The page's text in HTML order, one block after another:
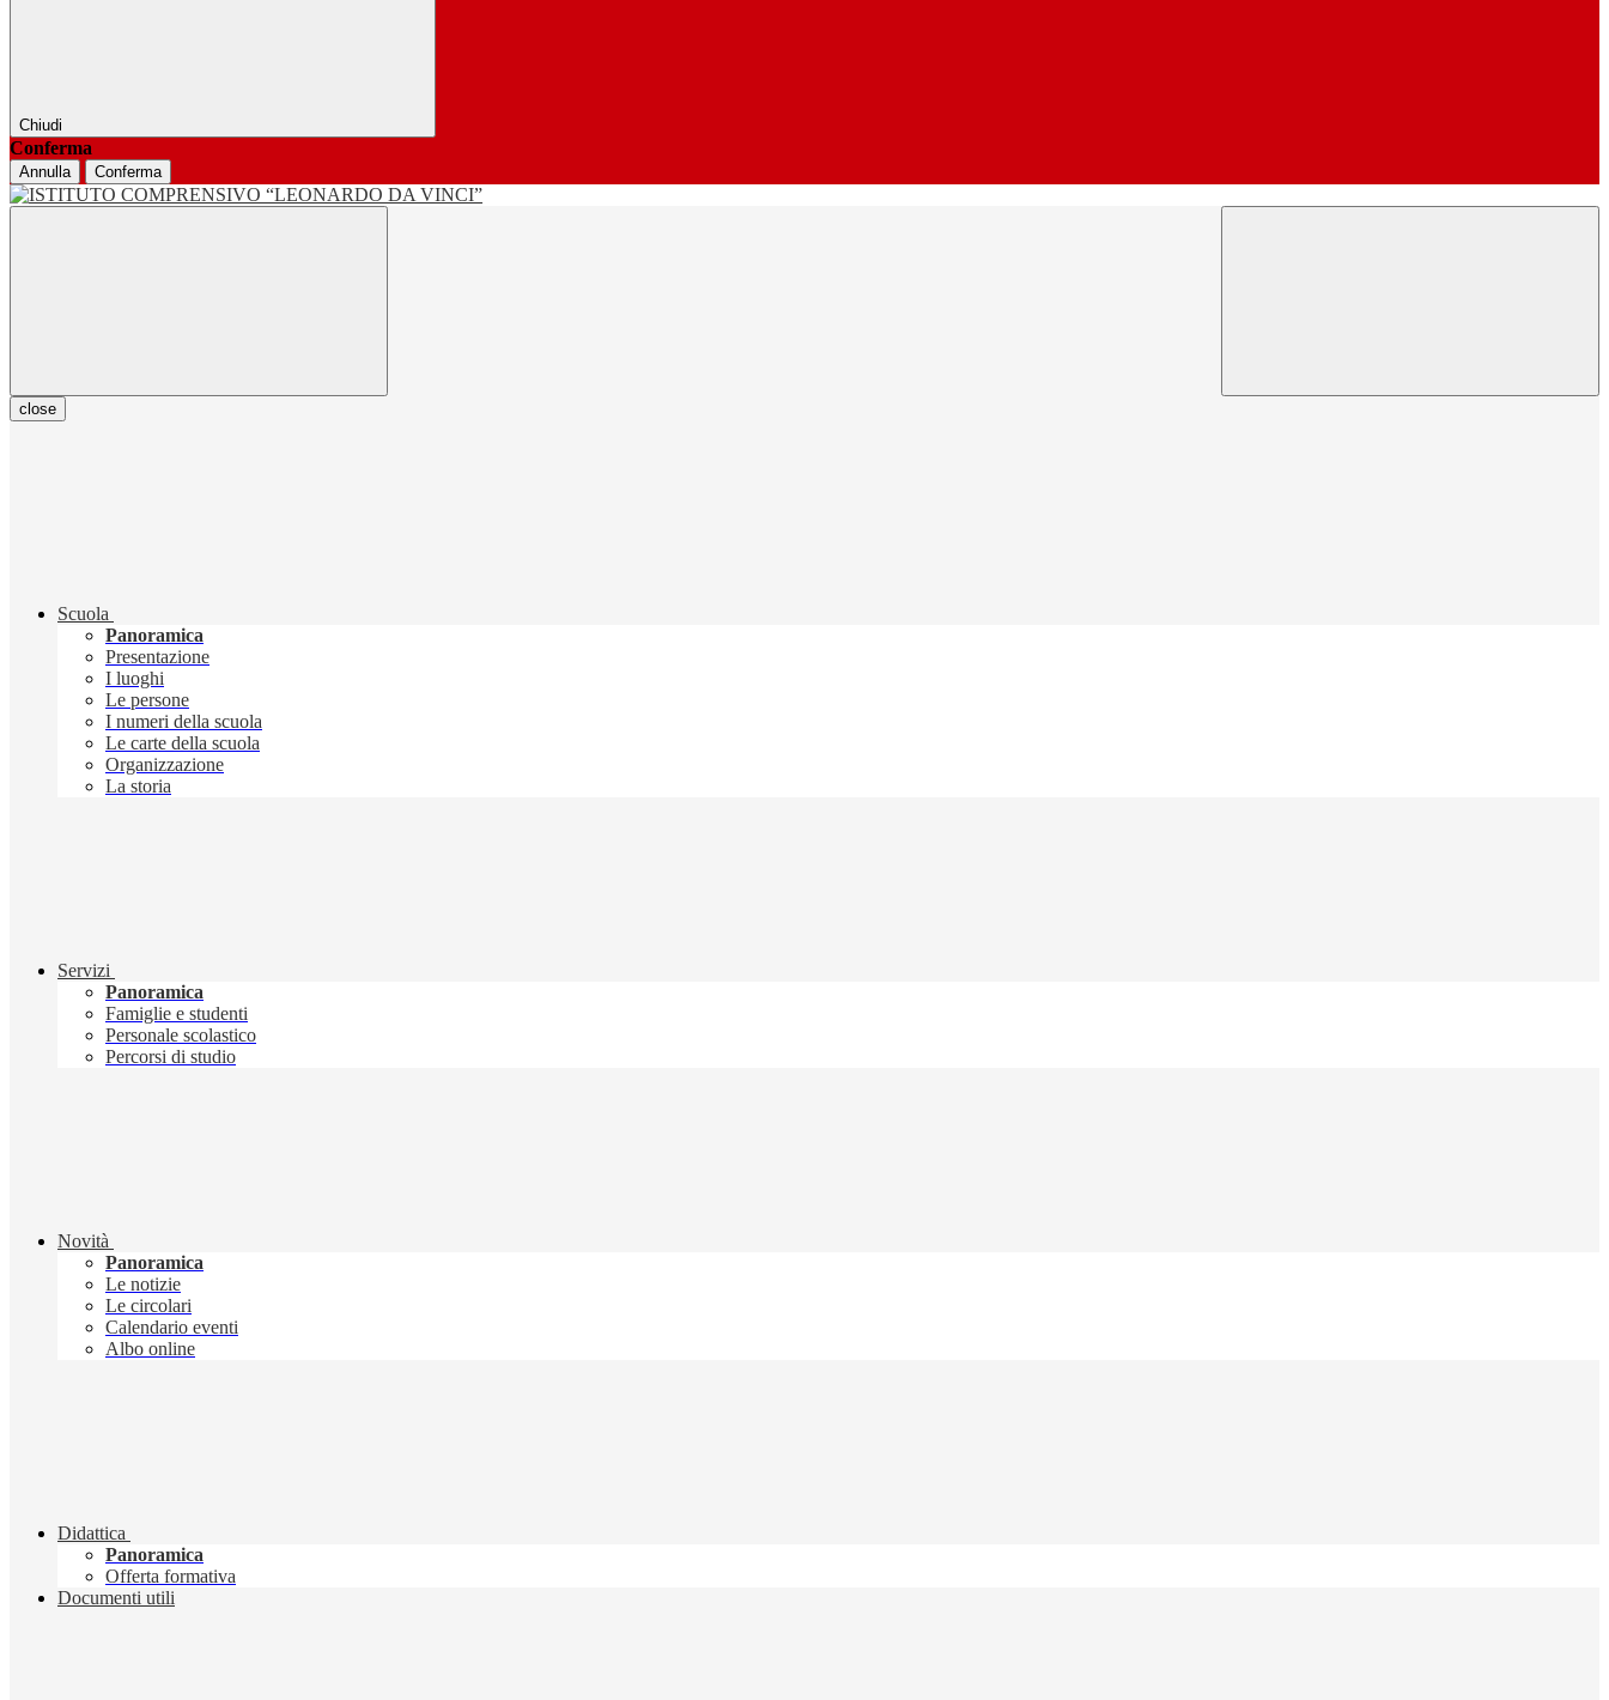
Chiudi
Conferma
Annulla Conferma
close
Scuola
Panoramica
Presentazione
I luoghi
Le persone
I numeri della scuola
Le carte della scuola
Organizzazione
La storia
Servizi
Panoramica
Famiglie e studenti
Personale scolastico
Percorsi di studio
Novità
Panoramica
Le notizie
Le circolari
Calendario eventi
Albo online
Didattica
Panoramica
Offerta formativa
Documenti utili